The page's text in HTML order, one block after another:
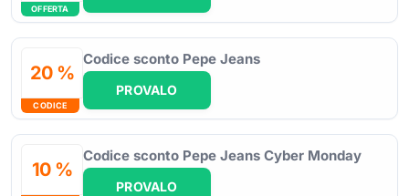
OFFERTA
20 %
CODICE
Codice sconto Pepe Jeans
PROVALO
10 %
Codice sconto Pepe Jeans Cyber Monday
PROVALO